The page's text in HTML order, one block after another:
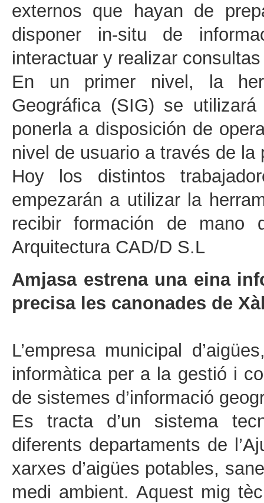
externos que hayan de
disponer in-situ de
interactuar y realizar
En un primer nivel, la
Geográfica (SIG) se
ponerla a disposición de
nivel de usuario a través de la
Hoy los distintos
empezarán a utilizar la
recibir formación de mano
Arquitectura CAD/D S.L
Amjasa estrena una eina
precisa les canonades de
L’empresa municipal
informàtica per a la gestió i
de sistemes d’informació
Es tracta d’un sistema
diferents departaments de
xarxes d’aigües potables,
medi ambient. Aquest mig